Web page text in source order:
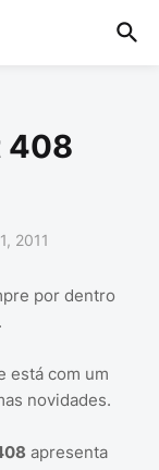
408
2011
por dentro
.
está com um
novidades.
apresenta